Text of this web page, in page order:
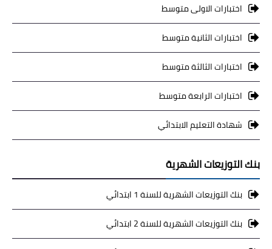
اختبارات الاولى متوسط
اختبارات الثانية متوسط
اختبارات الثالثة متوسط
اختبارات الرابعة متوسط
شهادة التعليم الابتدائي
بنك التوزيعات الشهرية
بنك التوزيعات الشهرية للسنة 1 ابتدائي
بنك التوزيعات الشهرية للسنة 2 ابتدائي